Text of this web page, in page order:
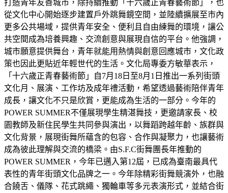
打造青年友善城市，除持續推動「十六歲正青春藝術節」，也
從文化中心開始逐步建置戶外跳舞鏡空間，並陸續擴展至市內
更多公共場域，提供青年安全、便利且自由練舞的環境，讓公
共空間成為培養興趣、交流創意與展現自信的平台。他強調，
城市願意提供舞台，青年就能用熱情與創意回應城市，文化政
策也因此更貼近年輕世代的生活。文化局專委方敏華表示，
「十六歲正青春藝術節」自7月18日至8月1日推出一系列街頭
文化月、展演、工作坊及成年禮活動，希望透過藝術陪伴青年
成長，讓文化不只是欣賞，更能成為生活的一部分。今年的
POWER SUMMER不僅展現學生精湛舞技，更邀請家長、校
園教師及新住民學生共同參與演出，以舞蹈跨越年齡、族群與
文化背景，展現街舞所蘊含的包容、合作與凝聚力，也讓藝術
成為彼此理解與交流的橋梁。由S.F.C街舞團長年推動的
POWER SUMMER，今年已邁入第12屆，已成為臺南最具代
表性的青年街頭文化品牌之一。今年除精彩街舞競演外，也融
合饒舌、儀隊、花式跳繩、獨輪車等多元表演形式，並結合街